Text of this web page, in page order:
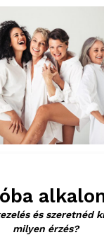
és szeretnéd
milyen érzés?